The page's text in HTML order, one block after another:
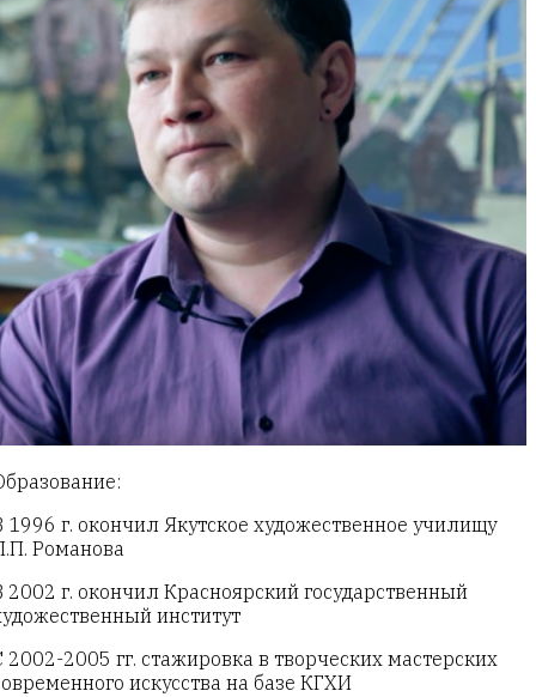
1996 г. окончил Якутское художественное училищу
Романова
2002 г. окончил Красноярский государственный
институт
2002-2005 гг. стажировка в творческих мастерских
искусства на базе КГХИ